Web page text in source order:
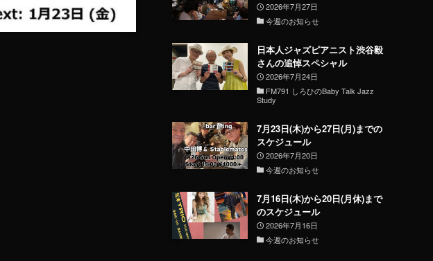
2026年7月27日
今週のお知らせ
日本人ジャズピアニスト渋谷毅
さんの追悼スペシャル
2026年7月24日
FM791 しろひのBaby Talk Jazz
Study
7月23日(木)から27日(月)までの
スケジュール
2026年7月20日
今週のお知らせ
7月16日(木)から20日(月休)まで
のスケジュール
2026年7月16日
今週のお知らせ